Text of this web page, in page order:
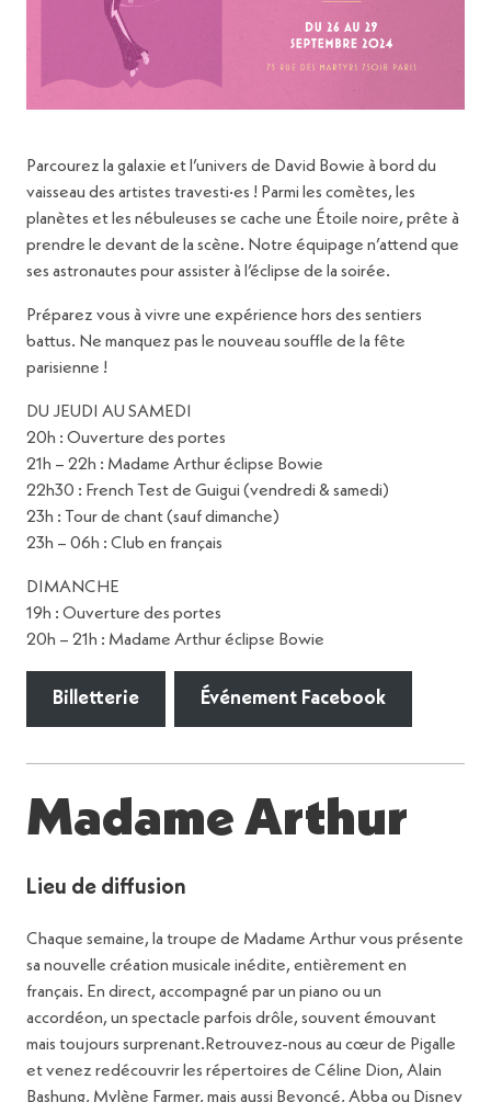
Parcourez la galaxie et l’univers de David Bowie à bord du
vaisseau des artistes travesti·es ! Parmi les comètes, les
planètes et les nébuleuses se cache une Étoile noire, prête à
prendre le devant de la scène. Notre équipage n’attend que
ses astronautes pour assister à l’éclipse de la soirée.
Préparez vous à vivre une expérience hors des sentiers
battus. Ne manquez pas le nouveau souffle de la fête
parisienne !
DU JEUDI AU SAMEDI
20h : Ouverture des portes
21h – 22h : Madame Arthur éclipse Bowie
22h30 : French Test de Guigui (vendredi & samedi)
23h : Tour de chant (sauf dimanche)
23h – 06h : Club en français
DIMANCHE
19h : Ouverture des portes
20h – 21h : Madame Arthur éclipse Bowie
Billetterie Événement Facebook
Madame Arthur
Lieu de diffusion
Chaque semaine, la troupe de Madame Arthur vous présente
sa nouvelle création musicale inédite, entièrement en
français. En direct, accompagné par un piano ou un
accordéon, un spectacle parfois drôle, souvent émouvant
mais toujours surprenant.Retrouvez-nous au cœur de Pigalle
et venez redécouvrir les répertoires de Céline Dion, Alain
Bashung, Mylène Farmer, mais aussi Beyoncé, Abba ou Disney